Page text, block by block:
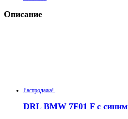
Описание
Распродажа!
DRL BMW 7F01 F с синим